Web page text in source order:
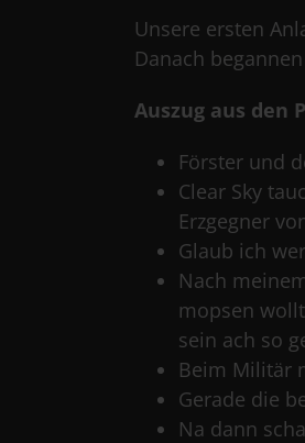
Unsere ersten
Danach
Auszug aus den
Förster und
Clear Sky
Erzgegner
Glaub ich
Nach
mopsen
sein ach so
Beim Militär
Gerade die
Na dann